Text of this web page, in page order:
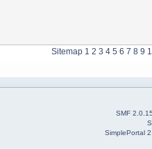
Sitemap 1 2 3 4 5 6 7 8 9
SMF
SimplePortal